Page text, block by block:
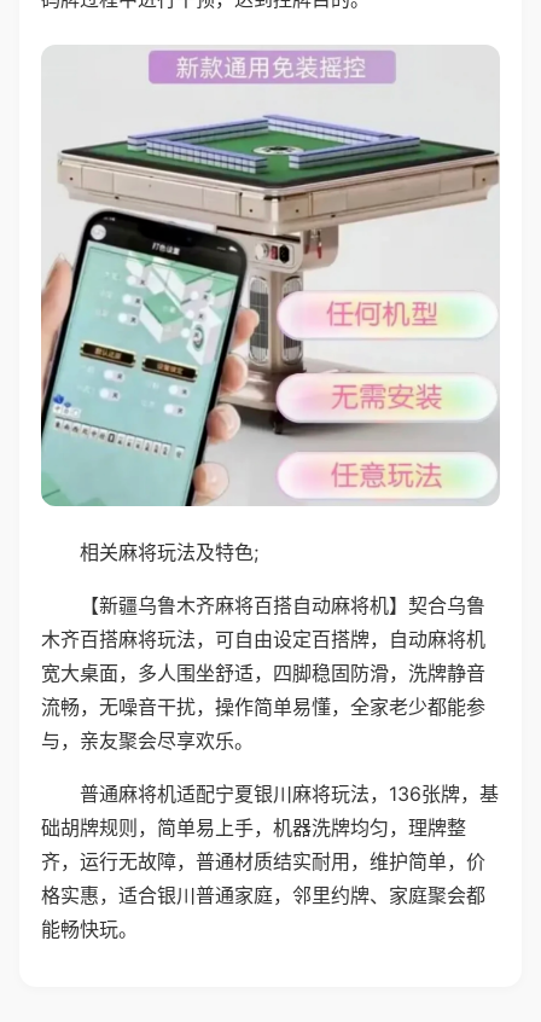
相关麻将玩法及特色;
【新疆乌鲁木齐麻将百搭自动麻将机】契合乌鲁
木齐百搭麻将玩法，可自由设定百搭牌，自动麻将机
宽大桌面，多人围坐舒适，四脚稳固防滑，洗牌静音
流畅，无噪音干扰，操作简单易懂，全家老少都能参
与，亲友聚会尽享欢乐。
普通麻将机适配宁夏银川麻将玩法，136张牌，基
础胡牌规则，简单易上手，机器洗牌均匀，理牌整
齐，运行无故障，普通材质结实耐用，维护简单，价
格实惠，适合银川普通家庭，邻里约牌、家庭聚会都
能畅快玩。